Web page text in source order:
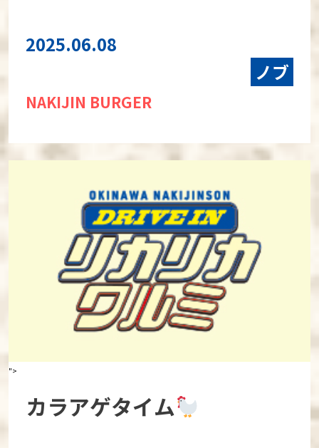
2025.06.08
ノブ
NAKIJIN BURGER
">
カラアゲタイム